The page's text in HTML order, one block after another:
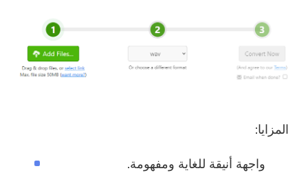
المزايا:
واجهة أنيقة للغاية ومفهومة.
user@email.com. يمكنك أيضًا النقر
فوق الزر لشراء البرنامج مباشرةً.